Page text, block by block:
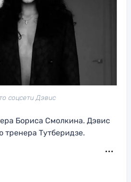
соцсети Дэвис
Бориса Смолкина. Дэвис
тренера Тутберидзе.